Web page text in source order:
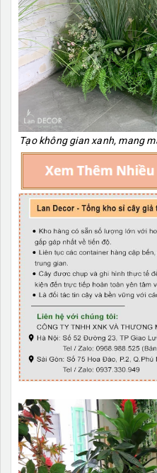
Tạo không gian xanh, mang